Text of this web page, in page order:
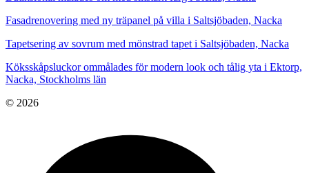
Fasadrenovering med ny träpanel på villa i Saltsjöbaden, Nacka
Tapetsering av sovrum med mönstrad tapet i Saltsjöbaden, Nacka
Köksskåpsluckor ommålades för modern look och tålig yta i Ektorp,
Nacka, Stockholms län
© 2026